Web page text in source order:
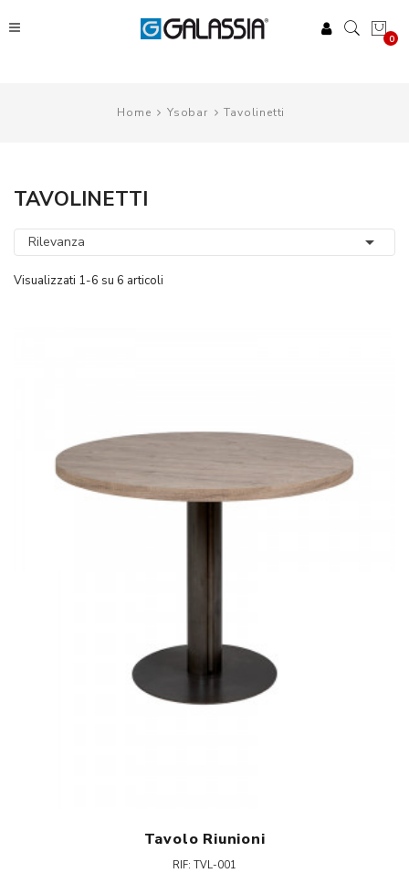
0
Home Ysobar Tavolinetti
TAVOLINETTI
Rilevanza 
Visualizzati 1-6 su 6 articoli
Tavolo Riunioni
RIF: TVL-001